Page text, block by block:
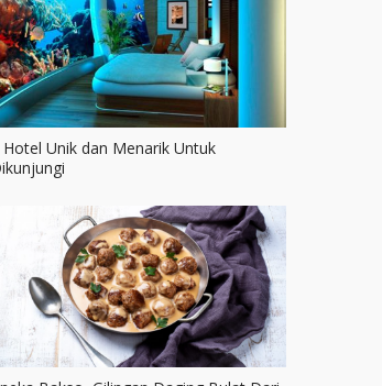
Hotel Unik dan Menarik Untuk